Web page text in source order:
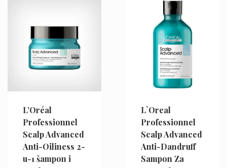
L’Oréal
Professionnel
Scalp Advanced
Anti-Oiliness 2-
u-1 šampon i
L`Oreal
Professionnel
Scalp Advanced
Anti-Dandruff
Sampon Za